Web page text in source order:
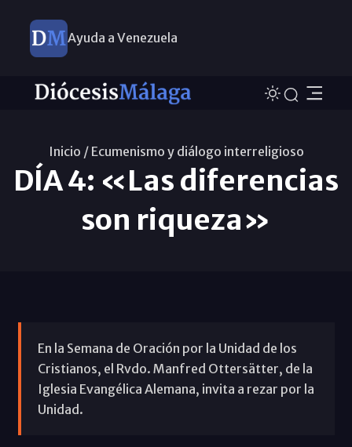
Ayuda a Venezuela
Inicio / Ecumenismo y diálogo interreligioso
DÍA 4: «Las diferencias
son riqueza»
En la Semana de Oración por la Unidad de los
Cristianos, el Rvdo. Manfred Ottersätter, de la
Iglesia Evangélica Alemana, invita a rezar por la
Unidad.